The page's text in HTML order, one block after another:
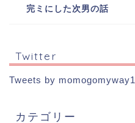
完ミにした次男の話
Twitter
Tweets by momogomyway1
カテゴリー